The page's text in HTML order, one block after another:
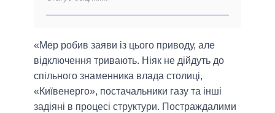
«Мер робив заяви із цього приводу, але
відключення тривають. Ніяк не дійдуть до
спільного знаменника влада столиці,
«Київенерго», постачальники газу та інші
задіяні в процесі структури. Постраждалими